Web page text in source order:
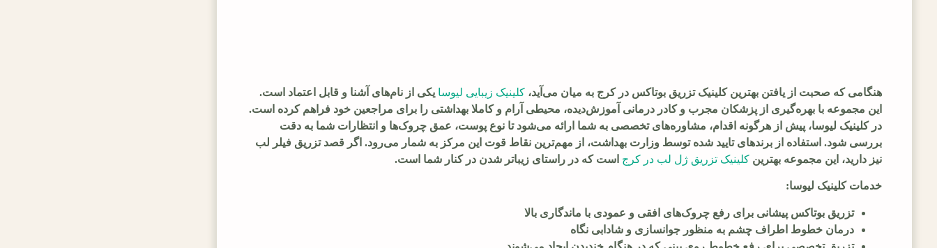
هنگامی که صحبت از یافتن بهترین کلینیک تزریق بوتاکس در کرج به میان می‌آید، کلینیک زیبایی لیوسا یکی از نام‌های آشنا و قابل اعتماد است.
این مجموعه با بهره‌گیری از پزشکان مجرب و کادر درمانی آموزش‌دیده، محیطی آرام و کاملا بهداشتی را برای مراجعین خود فراهم کرده است.
در کلینیک لیوسا، پیش از هرگونه اقدام، مشاوره‌های تخصصی به شما ارائه می‌شود تا نوع پوست، عمق چروک‌ها و انتظارات شما به دقت
بررسی شود. استفاده از برندهای تایید شده توسط وزارت بهداشت، از مهم‌ترین نقاط قوت این مرکز به شمار می‌رود. اگر قصد تزریق فیلر لب
نیز دارید، این مجموعه بهترین کلینیک تزریق ژل لب در کرج است که در راستای زیباتر شدن در کنار شما است.
خدمات کلینیک لیوسا:
تزریق بوتاکس پیشانی برای رفع چروک‌های افقی و عمودی با ماندگاری بالا
درمان خطوط اطراف چشم به منظور جوانسازی و شادابی نگاه